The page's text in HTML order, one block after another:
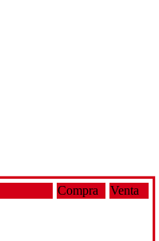
Compra Venta